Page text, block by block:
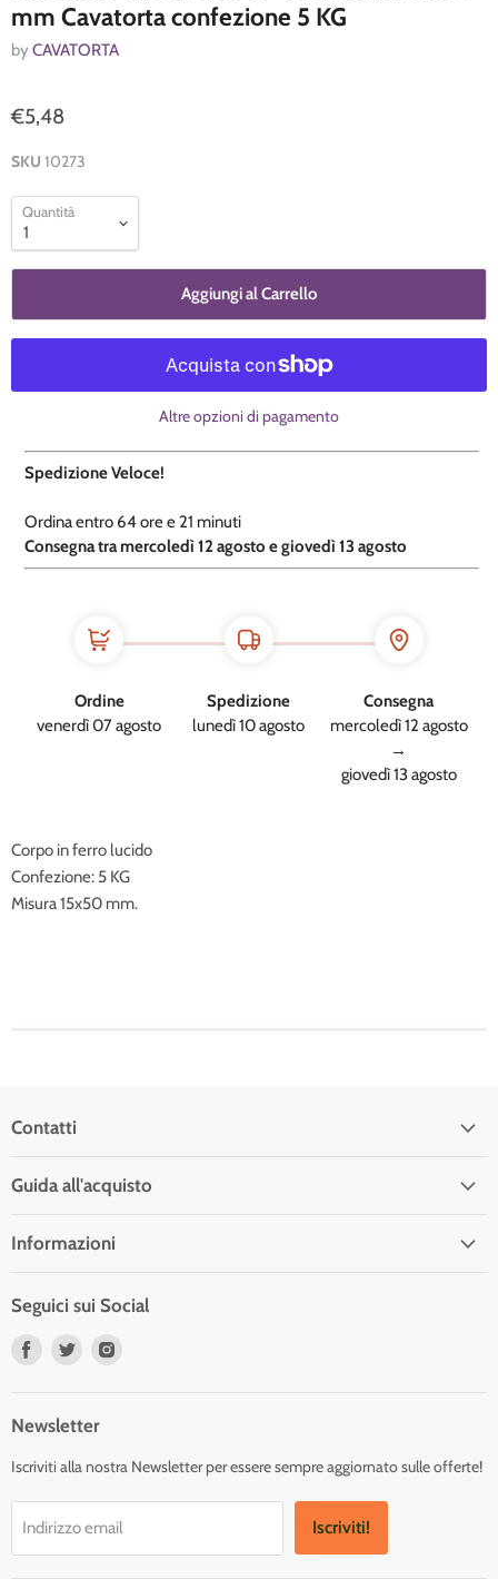
mm Cavatorta confezione 5 KG
by CAVATORTA
€5,48
SKU 10273
Quantità
Aggiungi al Carrello
Altre opzioni di pagamento
Spedizione Veloce!
Ordina entro 64 ore e 21 minuti
​Consegna tra mercoledì 12 agosto e giovedì 13 agosto
Ordine
venerdì 07 agosto
Spedizione
lunedì 10 agosto
Consegna
mercoledì 12 agosto
→
giovedì 13 agosto
Corpo in ferro lucido
Confezione: 5 KG
Misura 15x50 mm.
Contatti
Guida all'acquisto
Informazioni
Seguici sui Social
Trovaci
Trovaci
Newsletter
Iscriviti alla nostra Newsletter per essere sempre aggiornato sulle offerte!
Indirizzo email Iscriviti!